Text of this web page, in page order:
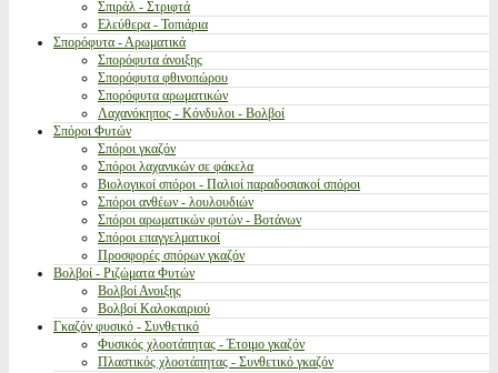
Σπιράλ - Στριφτά
Ελεύθερα - Τοπιάρια
Σπορόφυτα - Αρωματικά
Σπορόφυτα άνοιξης
Σπορόφυτα φθινοπώρου
Σπορόφυτα αρωματικών
Λαχανόκηπος - Κόνδυλοι - Βολβοί
Σπόροι Φυτών
Σπόροι γκαζόν
Σπόροι λαχανικών σε φάκελα
Βιολογικοί σπόροι - Παλιοί παραδοσιακοί σπόροι
Σπόροι ανθέων - λουλουδιών
Σπόροι αρωματικών φυτών - Βοτάνων
Σπόροι επαγγελματικοί
Προσφορές σπόρων γκαζόν
Βολβοί - Ριζώματα Φυτών
Βολβοί Ανοιξης
Βολβοί Καλοκαιριού
Γκαζόν φυσικό - Συνθετικό
Φυσικός χλοοτάπητας - Έτοιμο γκαζόν
Πλαστικός χλοοτάπητας - Συνθετικό γκαζόν